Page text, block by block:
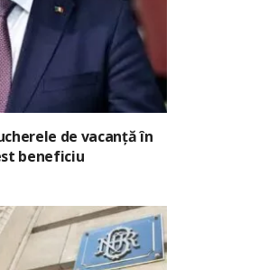
de vacanță în
beneficiu